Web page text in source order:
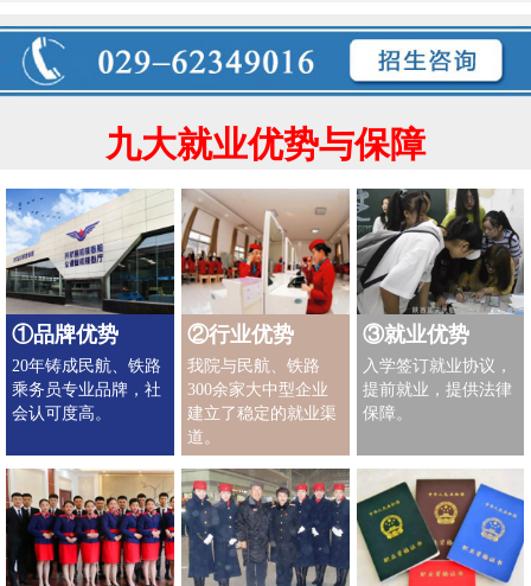
九大就业优势与保障
①品牌优势
20年铸成民航、铁路
乘务员专业品牌，社
会认可度高。
②行业优势
我院与民航、铁路
300余家大中型企业
建立了稳定的就业渠
道。
③就业优势
入学签订就业协议，
提前就业，提供法律
保障。